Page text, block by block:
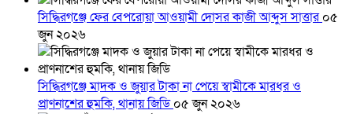
সিদ্ধিরগঞ্জে ফের বেপরোয়া আওয়ামী দোসর কাজী আব্দুস সাত্তার০৫
জুন ২০২৬
সিদ্ধিরগঞ্জে মাদক ও জুয়ার টাকা না পেয়ে স্বামীকে মারধর ও
প্রাণনাশের হুমকি, থানায় জিডি০৫ জুন ২০২৬